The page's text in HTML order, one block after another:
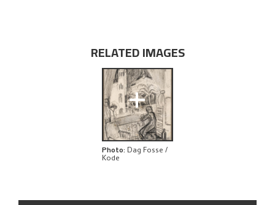
EXPLORE
RELATED IMAGES
+
Photo: Dag Fosse /
Kode